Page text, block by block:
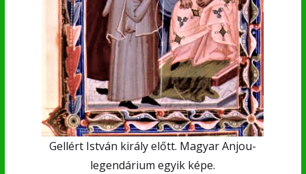
Gellért István király előtt. Magyar Anjou-
legendárium egyik képe.